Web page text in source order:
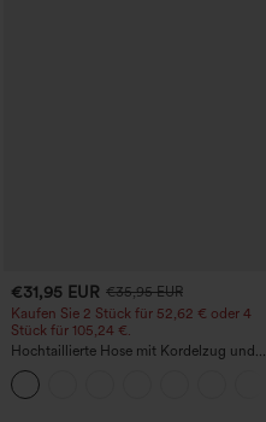
€31,95 EUR €35,95 EUR
Kaufen Sie 2 Stück für 52,62 € oder 4
Stück für 105,24 €.
Hochtaillierte Hose mit Kordelzug und
Taschen, weitem Bein, lässig und locker
in Leinenoptik